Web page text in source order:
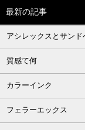
最新の記事
アシレックスとサン
質感て何
カラーインク
フェラーエックス